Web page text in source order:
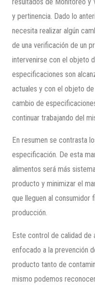
y pertinencia. Dado lo
necesita realizar algún
de una verificación de un
intervenirse con el objeto
especificaciones son
actuales y con el objeto
cambio de
continuar trabajando del
En resumen se contrasta
especificación. De esta
alimentos será más
producto y minimizar el
que lleguen al consumidor
producción.
Este control de calidad de
enfocado a la prevención
producto tanto de
mismo podemos